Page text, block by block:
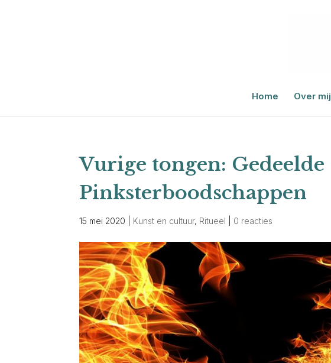
Home Over mij
Vurige tongen: Gedeelde
Pinksterboodschappen
15 mei 2020 Kunst en cultuur, Ritueel 0 reacties